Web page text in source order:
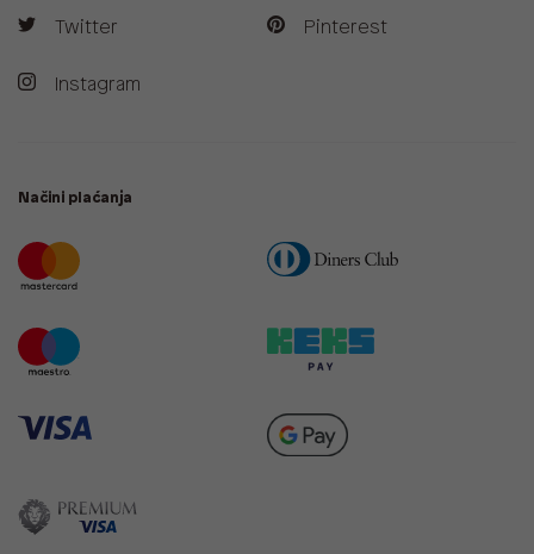
Twitter
Instagram
Pinterest
Načini plaćanja